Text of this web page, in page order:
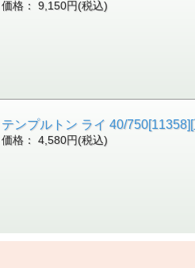
価格： 9,150円(税込)
テンプルトン ライ 40/
価格： 4,580円(税込)